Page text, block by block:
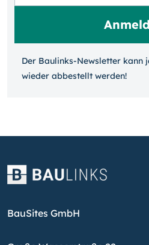
Der Baulinks-Newsletter kann
wieder ab­bestellt werden!
BauSites GmbH